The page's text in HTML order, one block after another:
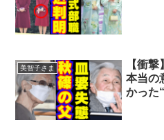
美智子さま
【衝
本当の
かった